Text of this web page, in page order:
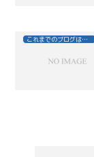
これまでのブログはこちら